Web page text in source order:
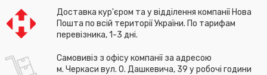
Доставка кур'єром та у відділення компанії Нова
Пошта по всій території України. По тарифам
перевізника, 1-3 дні.
Самовивіз з офісу компанії за адресою
м. Черкаси вул. О. Дашкевича, 39 у робочі години